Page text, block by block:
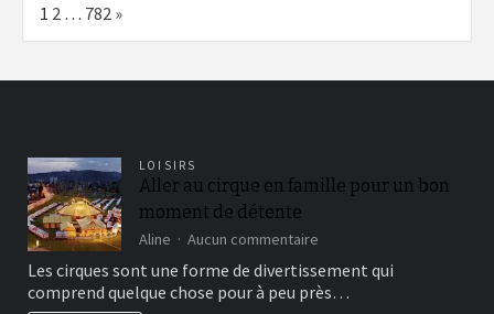
Page:
1 2 … 782 Next
»
LOISIRS
Aller au cirque en famille pour un bon
moment de détente
Aline Aucun commentaire
au
cirque
Les cirques sont une forme de divertissement qui
comprend quelque chose pour à peu près…